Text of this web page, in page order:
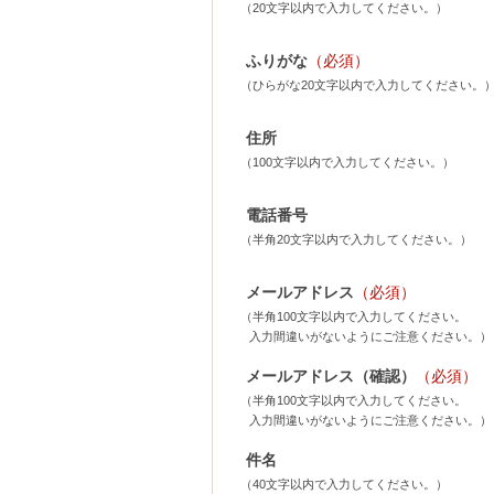
（20文字以内で入力してください。）
ふりがな （必須）
（ひらがな20文字以内で入力してください。
住所
（100文字以内で入力してください。）
電話番号
（半角20文字以内で入力してください。）
メールアドレス （必須）
（半角100文字以内で入力してください。
入力間違いがないようにご注意ください。）
メールアドレス（確認） （必須）
（半角100文字以内で入力してください。
入力間違いがないようにご注意ください。）
件名
（40文字以内で入力してください。）